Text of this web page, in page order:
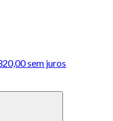
sem juros